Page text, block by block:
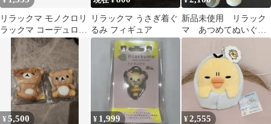
リラックマ モノクロリ
ラックマ コーデュロイ
ぬいぐるみ 2種
リラックマ うさぎ着ぐ
るみ フィギュア
新品未使用 リラック
マ あつめてぬいぐる
み サンエックス
¥5,500 ¥ 1,999 ¥2,555